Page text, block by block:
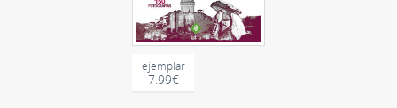
ejemplar
7.99€